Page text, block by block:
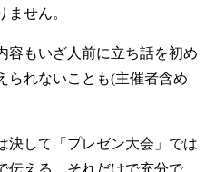
せん。
容もいざ人前に立ち話を初め
られないことも(主催者含め
決して「プレゼン大会」では